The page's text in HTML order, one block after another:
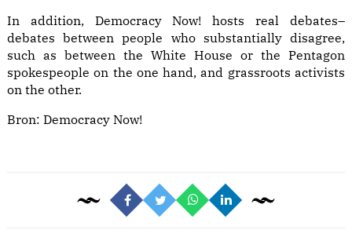
In addition, Democracy Now! hosts real debates–
debates between people who substantially disagree,
such as between the White House or the Pentagon
spokespeople on the one hand, and grassroots activists
on the other.
Bron: Democracy Now!